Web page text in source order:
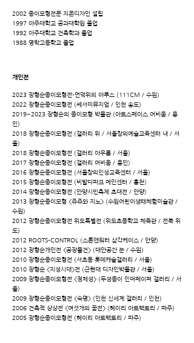
2002 종이모형전문 지콘디자인 설립
1997 아주대학교 공과대학원 졸업
1992 아주대학교 건축학과 졸업
1988 영락고등학교 졸업
개인전
2023 장형순종이모형전-언덕위의 아루스 (111CM / 수원)
2022 장형순종이모형전 (쎄서미뮤지엄 / 인천 송도)
2019~2023 장형순의 종이모형 박물관 (아트스페이스 어비움 / 용
인)
2018 장형순종이모형전 (갤러리 위 / 서울창의예술교육센터 내 / 서
울)
2018 장형순종이모형전 (갤러리 아우룸 / 서울)
2017 장형순종이모형전 (갤러리 어비움 / 용인)
2016 장형순종이모형전 (서울창의인성교육센터 / 서울)
2015 장형순종이모형전 (비발디파크 메인센터 / 홍천)
2014 장형순종이모형전 (안양시민축제 초대전 / 안양)
2013 장형순종이모형 <쥬쥬와 지노> (수원어린이생태체험미술관 /
수원)
2012 장형순종이모형전 위도특별전 (위도초등학교 체육관 / 전북 위
도)
2012 ROOTS-CONTROL (스톤앤워터 삼각케이스 / 안양)
2012 장형순개인전 <공장물건> (대안공간 눈 / 수원)
2010 장형순종이모형전 (서초동 롯데캐슬갤러리 / 서울)
2010 장형순 <지성시대>전 (근현대 디자인박물관 / 서울)
2009 장형순종이모형전 <정체성> (두성종이 인더페이퍼 갤러리 / 서
울)
2009 장형순종이모형전 <숙명> (인천 신세계 갤러리 / 인천)
2006 건축적 상상전 <여섯개의 꿈전> (헤이리 아트팩토리 / 파주)
2005 장형순종이모형전 (헤이리 아트팩토리 / 파주)